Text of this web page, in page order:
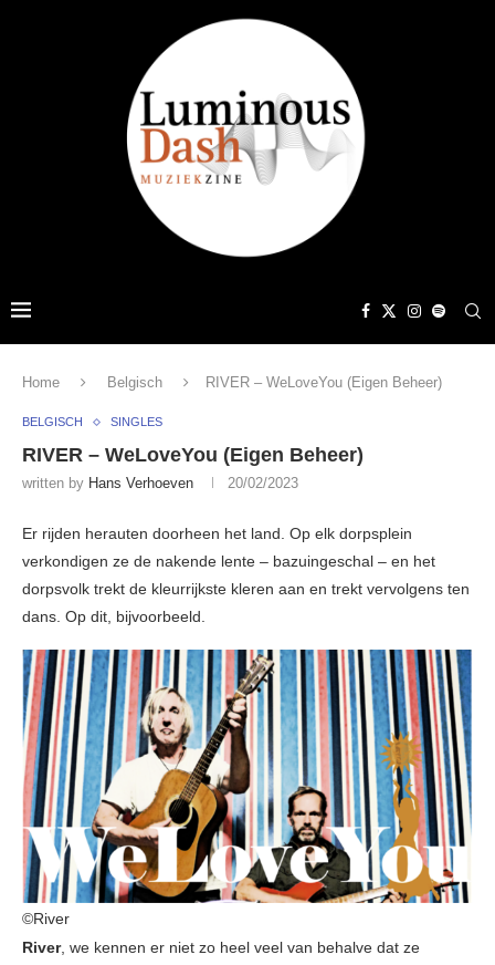
Home Belgisch RIVER – WeLoveYou (Eigen Beheer)
BELGISCH SINGLES
RIVER – WeLoveYou (Eigen Beheer)
written by Hans Verhoeven 20/02/2023
Er rijden herauten doorheen het land. Op elk dorpsplein
verkondigen ze de nakende lente – bazuingeschal – en het
dorpsvolk trekt de kleurrijkste kleren aan en trekt vervolgens ten
dans. Op dit, bijvoorbeeld.
©River
River, we kennen er niet zo heel veel van behalve dat ze